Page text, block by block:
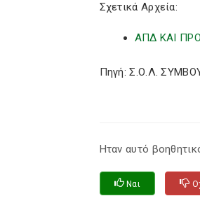
Σχετικά Αρχεία:
ΑΠΔ ΚΑΙ
Πηγή: Σ.Ο.Λ.
Ηταν αυτό
Ναι